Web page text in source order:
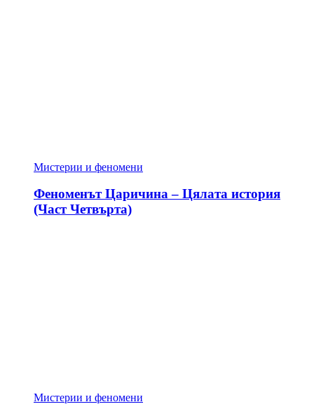
Мистерии и феномени
Феноменът Царичина – Цялата история
(Част Четвърта)
Мистерии и феномени